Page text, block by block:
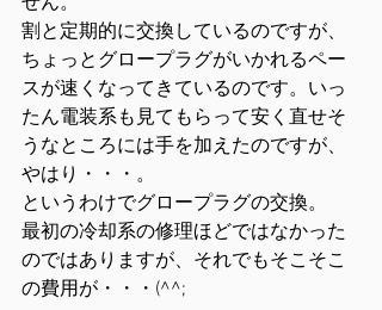
割と定期的に交換しているのですが、
ちょっとグロープラグがいかれるペー
スが速くなってきているのです。いっ
たん電装系も見てもらって安く直せそ
うなところには手を加えたのですが、
やはり・・・。
というわけでグロープラグの交換。
最初の冷却系の修理ほどではなかった
のではありますが、それでもそこそこ
の費用が・・・(^^;